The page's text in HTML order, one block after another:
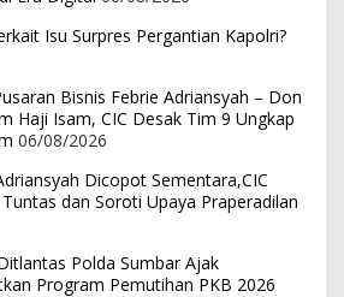
Isu Surpres Pergantian Kapolri?
Bisnis Febrie Adriansyah – Don
Haji Isam, CIC Desak Tim 9 Ungkap
06/08/2026
Dicopot Sementara,CIC
dan Soroti Upaya Praperadilan
Polda Sumbar Ajak
Program Pemutihan PKB 2026